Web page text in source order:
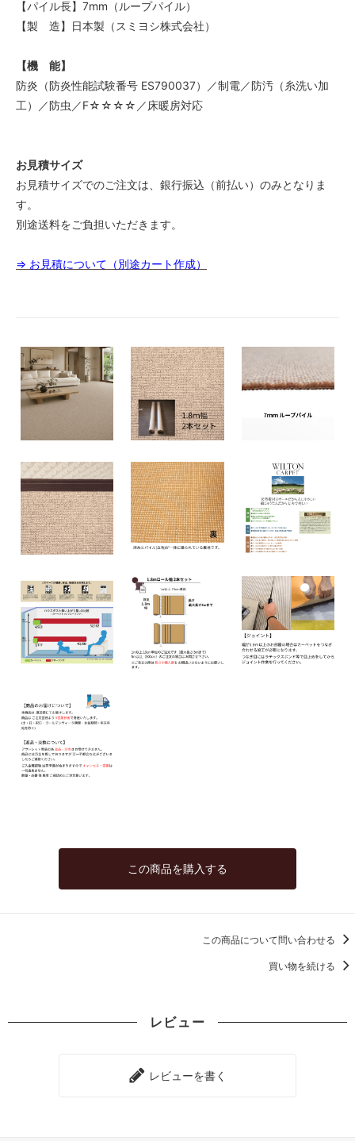
【パイル長】7mm（ループパイル）
【製 造】日本製（スミヨシ株式会社）
【機 能】
防炎（防炎性能試験番号 ES790037）／制電／防汚（糸洗い加
工）／防虫／F☆☆☆☆／床暖房対応
お見積サイズ
お見積サイズでのご注文は、銀行振込（前払い）のみとなりま
す。
別途送料をご負担いただきます。
⇒ お見積について（別途カート作成）
この商品を購入する
この商品について問い合わせる
買い物を続ける
レビュー
レビューを書く